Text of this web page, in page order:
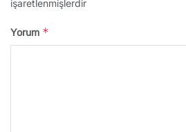
işaretlenmişlerdir
Yorum *